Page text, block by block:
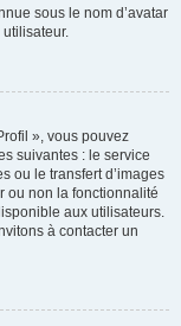
sous le nom d’avatar
», vous pouvez
suivantes : le service
ou le transfert d’images
ou non la fonctionnalité
aux utilisateurs.
à contacter un